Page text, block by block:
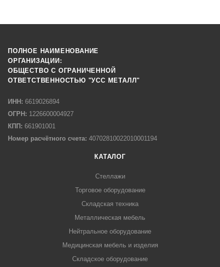
ПОЛНОЕ НАИМЕНОВАНИЕ
ОРГАНИЗАЦИИ:
ОБЩЕСТВО С ОГРАНИЧЕННОЙ
ОТВЕТСТВЕННОСТЬЮ "УСС МЕТАЛЛ"
ИНН: 6619026894
ОГРН: 1226600004927
КПП: 661901001
Номер расчётного счета: 40702810022010001194
КАТАЛОГ
Стеллажи
Торговое оборудование
Складская техника
Металлическая мебель
Нейтральное оборудование
Медицинская мебель и изделия
Складское оборудование